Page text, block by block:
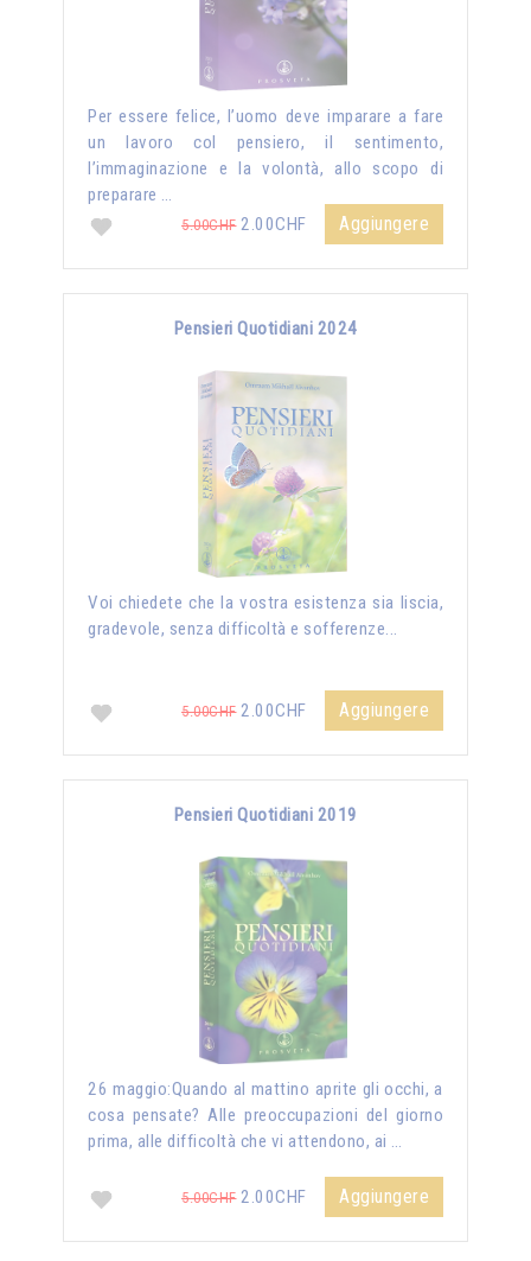
Per essere felice, l’uomo deve imparare a fare
un lavoro col pensiero, il sentimento,
l’immaginazione e la volontà, allo scopo di
preparare …
5.00CHF2.00CHF Aggiungere
Pensieri Quotidiani 2024
Voi chiedete che la vostra esistenza sia liscia,
gradevole, senza difficoltà e sofferenze...
5.00CHF2.00CHF Aggiungere
Pensieri Quotidiani 2019
26 maggio:Quando al mattino aprite gli occhi, a
cosa pensate? Alle preoccupazioni del giorno
prima, alle difficoltà che vi attendono, ai …
5.00CHF2.00CHF Aggiungere